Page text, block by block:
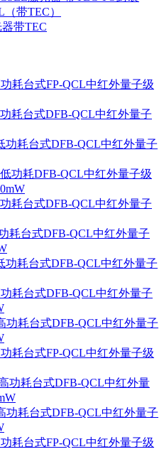
带TEC）
带TEC
耗台式FP-QCL中红外量子级
耗台式DFB-QCL中红外量子
功耗台式DFB-QCL中红外量子
低功耗DFB-QCL中红外量子级
耗台式DFB-QCL中红外量子
耗台式DFB-QCL中红外量子
功耗台式DFB-QCL中红外量子
耗台式DFB-QCL中红外量子
功耗台式DFB-QCL中红外量子
耗台式FP-QCL中红外量子级
功耗台式DFB-QCL中红外量
功耗台式DFB-QCL中红外量子
耗台式FP-QCL中红外量子级